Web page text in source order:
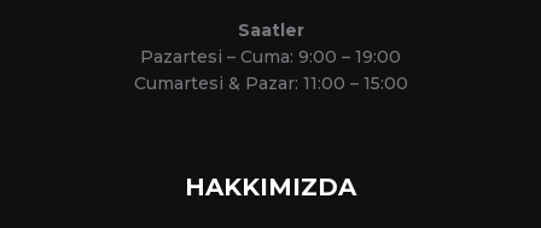
Saatler
Pazartesi – Cuma: 9:00 – 19:00
Cumartesi & Pazar: 11:00 – 15:00
HAKKIMIZDA